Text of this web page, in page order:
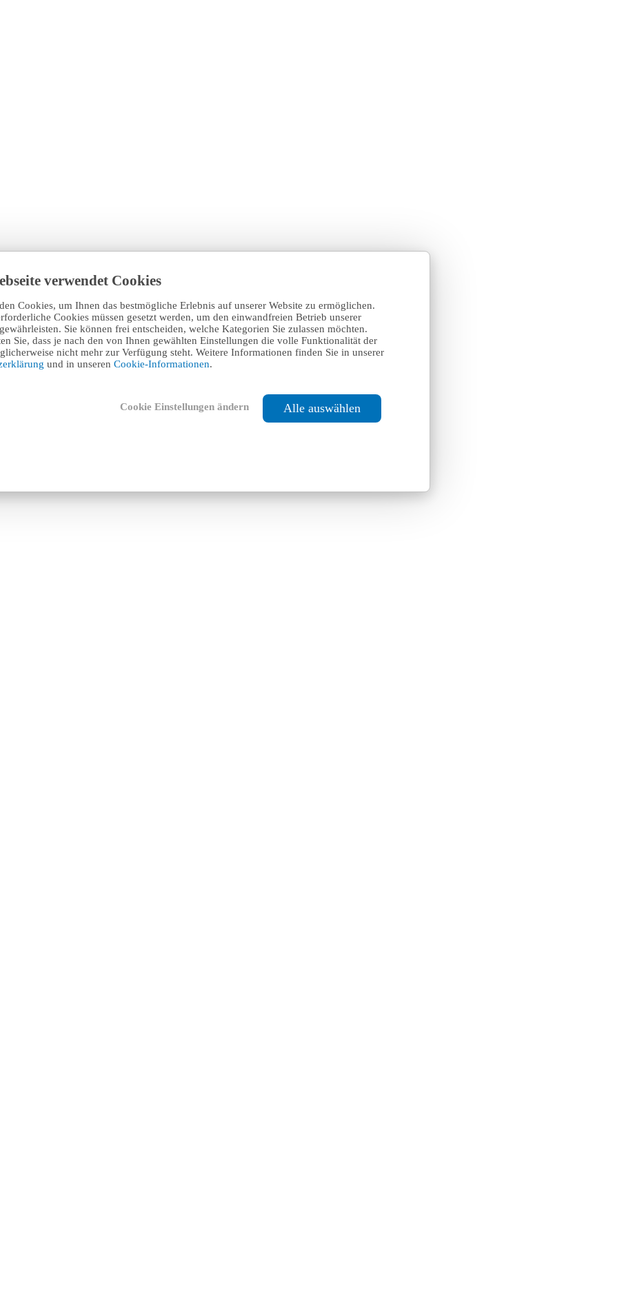
verwendet Cookies
Cookies, um Ihnen das bestmögliche Erlebnis auf unserer Website zu ermöglichen.
Cookies müssen gesetzt werden, um den einwandfreien Betrieb unserer
Sie können frei entscheiden, welche Kategorien Sie zulassen möchten.
Sie, dass je nach den von Ihnen gewählten Einstellungen die volle Funktionalität der
nicht mehr zur Verfügung steht. Weitere Informationen finden Sie in unserer
und in unseren Cookie-Informationen.
Cookie Einstellungen ändern Alle auswählen